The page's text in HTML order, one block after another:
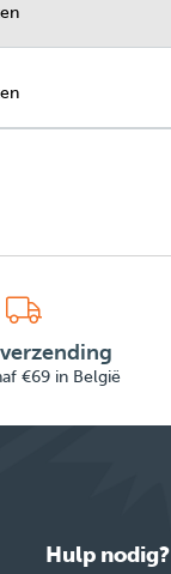
€69 in België
Hulp nodig?